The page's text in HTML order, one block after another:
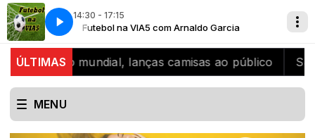
14:30 - 17:15
Futebol na VIA5 com Arnaldo Garcia
A Radio louca por voce
ÚLTIMASmundial, lanças camisas ao público SJB
MENU